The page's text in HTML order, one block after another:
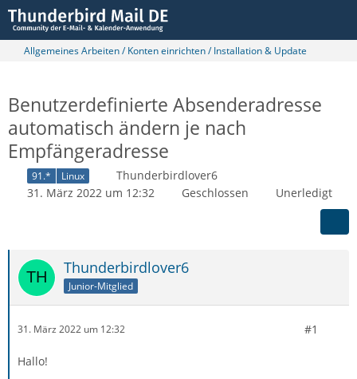
Allgemeines Arbeiten / Konten einrichten / Installation & Update
Benutzerdefinierte Absenderadresse
automatisch ändern je nach
Empfängeradresse
91.* Linux
Thunderbirdlover6
31. März 2022 um 12:32
Geschlossen Unerledigt
Thunderbirdlover6
Junior-Mitglied
31. März 2022 um 12:32 #1
Hallo!